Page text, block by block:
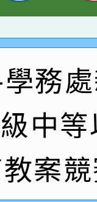
名創客佳
園市中
獲社
O蜜、
展 國
老師、
班張O
小朗讀
園市中
榮獲教
名
世
創客佳
務
中
案